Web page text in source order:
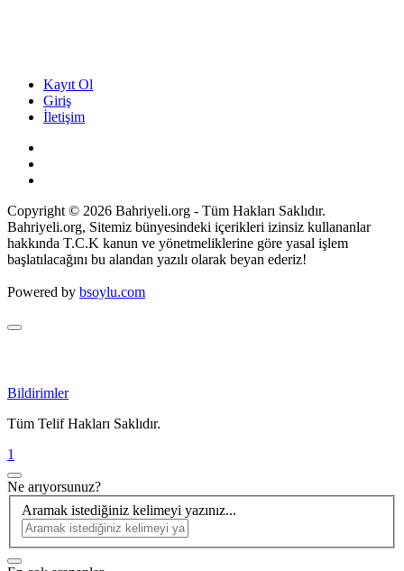
Kayıt Ol
Giriş
İletişim
Copyright © 2026 Bahriyeli.org - Tüm Hakları Saklıdır.
Bahriyeli.org, Sitemiz bünyesindeki içerikleri izinsiz kullananlar
hakkında T.C.K kanun ve yönetmeliklerine göre yasal işlem
başlatılacağını bu alandan yazılı olarak beyan ederiz!
Powered by bsoylu.com
Bildirimler
Tüm Telif Hakları Saklıdır.
1
Ne arıyorsunuz?
Aramak istediğiniz kelimeyi yazınız...